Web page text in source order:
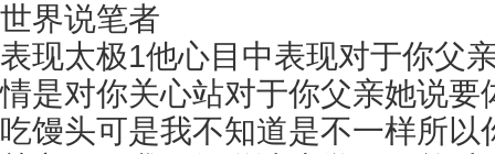
世界说笔者
表现太极1他心目中表现对于你父
情是对你关心站对于你父亲她说要
吃馒头可是我不知道是不一样所